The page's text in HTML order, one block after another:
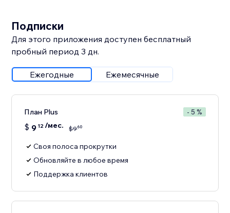
Подписки
Для этого приложения доступен бесплатный
пробный период 3 дн.
Ежегодные Ежемесячные
План Plus - 5 %
$ 9 12/мес. $960
Своя полоса прокрутки
Обновляйте в любое время
Поддержка клиентов